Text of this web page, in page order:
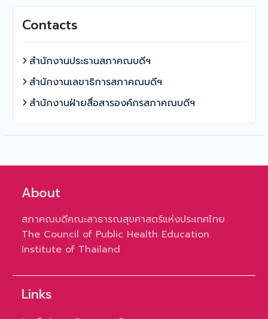
Contacts
สำนักงานประธานสภาคณบดีฯ
สำนักงานเลขาธิการสภาคณบดีฯ
สำนักงานฝ่ายสื่อสารองค์กรสภาคณบดีฯ
About
สภาคณบดีคณะสาธารณสุขศาสตร์แห่งประเทศไทย
The Council of Public Health Education
Institute of Thailand
Links